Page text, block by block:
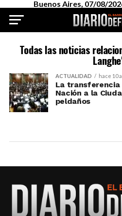
Buenos Aires, 07/08/
Todas las noticias
ACTUALIDAD hace 10
La
Nación a la
peldaños